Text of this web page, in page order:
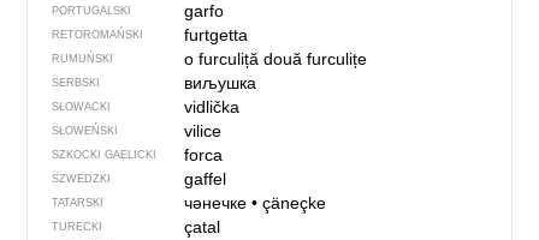
PORTUGALSKI garfo
RETOROMAŃSKI furtgetta
RUMUŃSKI o furculițădouă furculițe
SERBSKI виљушка
SŁOWACKI vidlička
SŁOWEŃSKI vilice
SZKOCKI GAELICKI forca
SZWEDZKI gaffel
TATARSKI чәнечке• çäneçke
TURECKI çatal